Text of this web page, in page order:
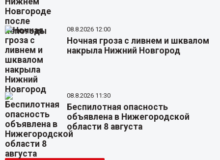
08.8.2026 12:00
Ночная гроза с ливнем и шквалом
накрыла Нижний Новгород
08.8.2026 11:30
Беспилотная опасность
объявлена в Нижегородской
области 8 августа